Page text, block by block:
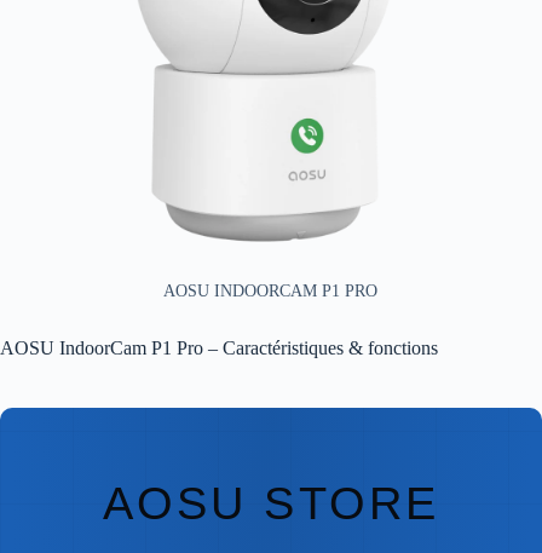
AOSU INDOORCAM P1 PRO
AOSU IndoorCam P1 Pro – Caractéristiques & fonctions
AOSU STORE